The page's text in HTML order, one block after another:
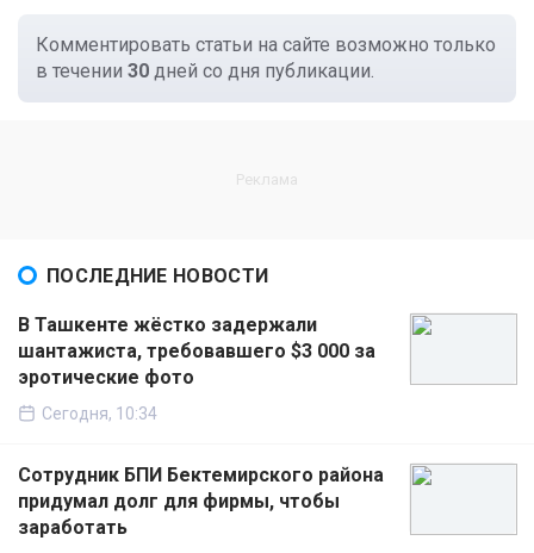
Комментировать статьи на сайте возможно только
в течении 30 дней со дня публикации.
ПОСЛЕДНИЕ НОВОСТИ
В Ташкенте жёстко задержали
шантажиста, требовавшего $3 000 за
эротические фото
Сегодня, 10:34
Сотрудник БПИ Бектемирского района
придумал долг для фирмы, чтобы
заработать